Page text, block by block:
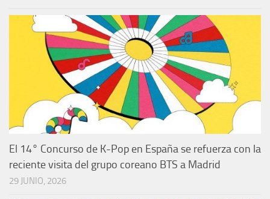
El 14° Concurso de K-Pop en España se refuerza con la
reciente visita del grupo coreano BTS a Madrid
29 JUNIO, 2026